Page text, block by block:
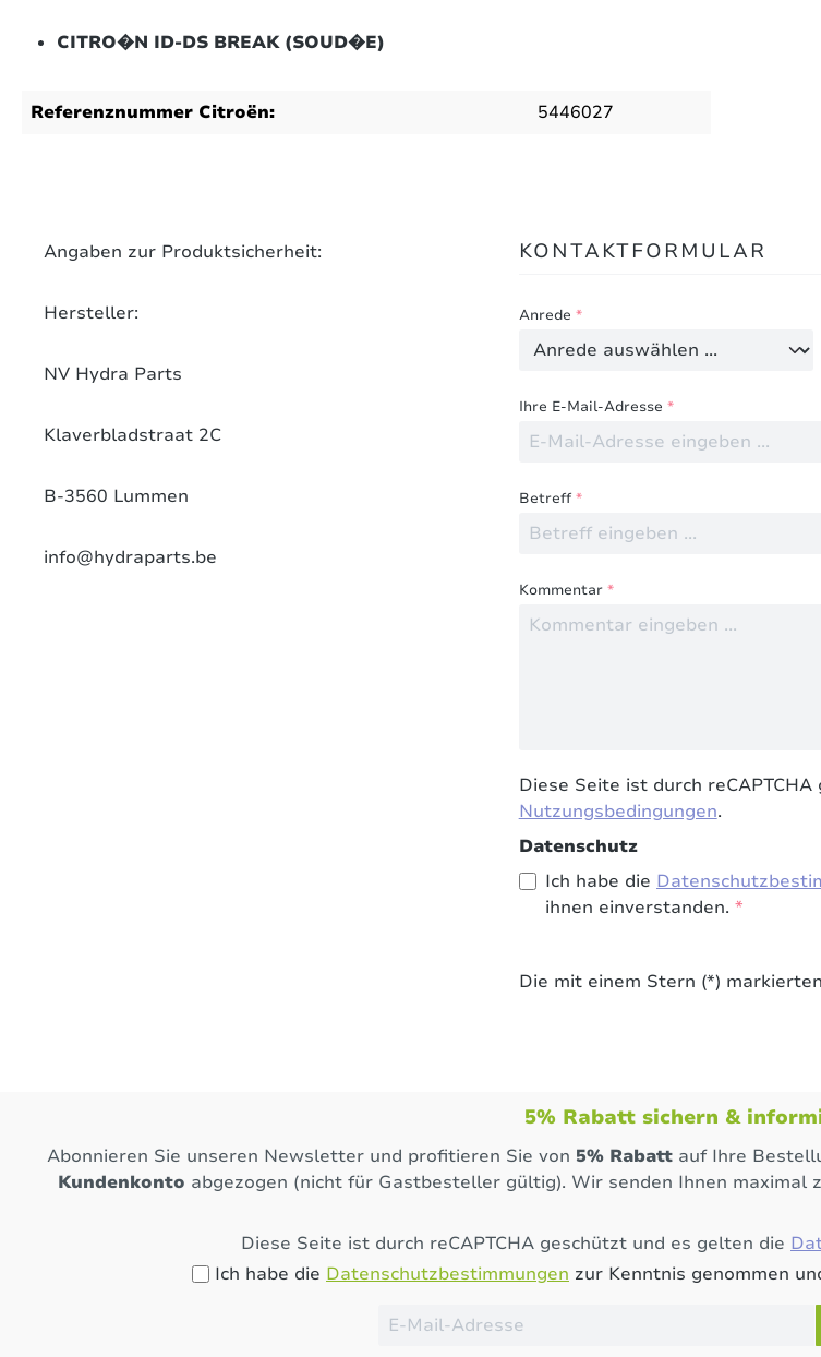
CITRO�N ID-DS BREAK (SOUD�E)
Referenznummer Citroën: 5446027
Keine Bewertungen gefunden.
Angaben zur Produktsicherheit:
Hersteller:
NV Hydra Parts
Klaverbladstraat 2C
B-3560 Lummen
info@hydraparts.be
KONTAKTFORMULAR
Anrede *
Ihre E-Mail-Adresse *
Betreff*
Kommentar *
Diese Seite ist durch
Nutzungsbedingungen.
Datenschutz
Ich habe die
ihnen einverstanden. *
Die mit einem Stern (*)
5% Rabatt sichern &
Abonnieren Sie unseren Newsletter und profitieren Sie von 5% Rabatt auf Ihre
Kundenkonto abgezogen (nicht für Gastbesteller gültig). Wir senden Ihnen
Diese Seite ist durch reCAPTCHA geschützt und es gelten die
Ich habe die Datenschutzbestimmungen zur Kenntnis genommen